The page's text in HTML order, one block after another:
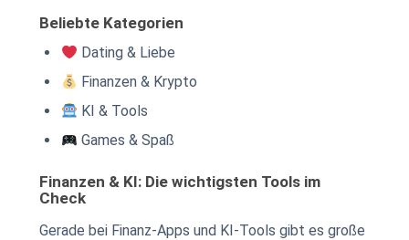
Beliebte Kategorien
Dating & Liebe
Finanzen & Krypto
KI & Tools
Games & Spaß
Finanzen & KI: Die wichtigsten Tools im
Check
Gerade bei Finanz-Apps und KI-Tools gibt es große